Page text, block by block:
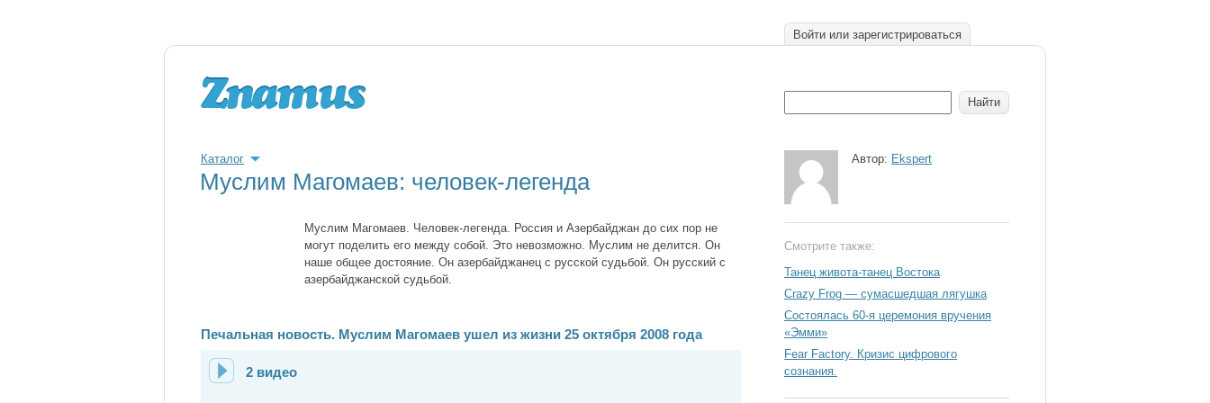
Войти или зарегистрироваться
Каталог
Муслим Магомаев: человек-легенда
Муслим Магомаев. Человек-легенда. Россия и Азербайджан до сих пор не
могут поделить его между собой. Это невозможно. Муслим не делится. Он
наше общее достояние. Он азербайджанец с русской судьбой. Он русский с
азербайджанской судьбой.
Печальная новость. Муслим Магомаев ушел из жизни 25 октября 2008 года
2 видео
Автор: Ekspert
Смотрите также:
Танец живота-танец Востока
Crazy Frog — сумасшедшая лягушка
Состоялась 60-я церемония вручения
«Эмми»
Fear Factory. Кризис цифрового
сознания.